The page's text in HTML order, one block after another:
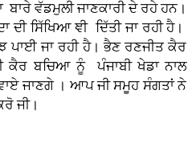
ਬਾਰੇ ਵੱਡਮੁਲੀ ਜਾਣਕਾਰੀ ਦੇ ਰਹੇ ਹਨ।
ਦੀ ਸਿੱਖਿਆ ਞੀ ਦਿੱਤੀ ਜਾ ਰਹੀ ਹੈ।
ਪਾਈ ਜਾ ਰਹੀ ਹੈ। ਭੈਣ ਰਣਜੀਤ ਕੈਰ
ਕੈਰ ਬਚਿਆ ਨੂੰ ਪੰਜਾਬੀ ਖੇਡਾ ਨਾਲ
ਜਾਣਗੇ । ਆਪ ਜੀ ਸਮੂਹ ਸੰਗਤਾਂ ਨੇ
ਜੀ।